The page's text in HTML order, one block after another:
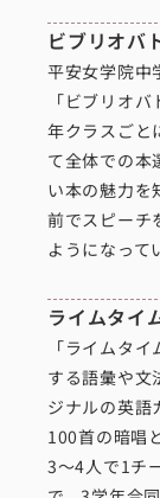
ビブリオバ
平安女学院中
「ビブリオ
年クラスごと
て全体での本
い本の魅力を
前でスピーチ
ようになって
ライムタイ
「ライムタ
する語彙や文
ジナルの英語
100首の暗唱
3～4人で1チ